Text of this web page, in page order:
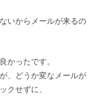
いからメールが来るの
かったです。
、どうか変なメールが
クせずに、